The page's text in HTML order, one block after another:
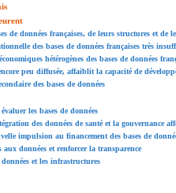
de données françaises, de leurs structures et de
des bases de données françaises très
hétérogènes des bases de données
peu diffusée, affaiblit la capacité de
des bases de données
les bases de données
des données de santé et la gouvernance
impulsion au financement des bases de
données et renforcer la transparence
et les infrastructures